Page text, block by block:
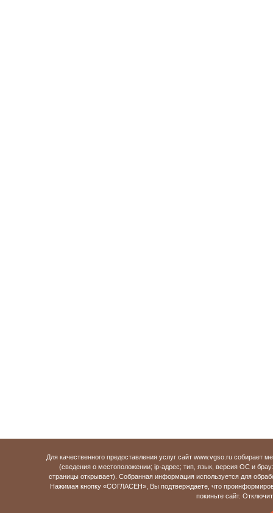
Для качественного предоставления услуг сайт www.vgso.ru
(сведения о местоположении; ip-адрес; тип, язык, версия ОС и
страницы открывает). Собранная информация используется для
Нажимая кнопку «СОГЛАСЕН», Вы подтверждаете, что
покиньте сайт.